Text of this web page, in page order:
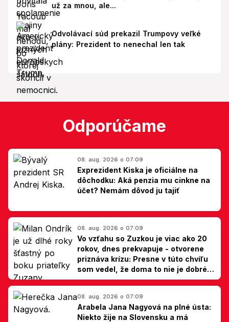
už za mnou, ale...
Odvolávací súd prekazil Trumpovy veľké
plány: Prezident to nenechal len tak
Odporúčame
08. aug. 2026 o 07:09
Exprezident Kiska je oficiálne na
dôchodku: Aká penzia mu cinkne na
účet? Nemám dôvod ju tajiť
08. aug. 2026 o 07:09
Vo vzťahu so Zuzkou je viac ako 20
rokov, dnes prekvapuje - otvorene
priznáva krízu: Presne v túto chvíľu
som vedel, že doma to nie je dobré,
hovorí Milan Ondrík
08. aug. 2026 o 07:09
Arabela Jana Nagyová na plné ústa:
Niekto žije na Slovensku a má